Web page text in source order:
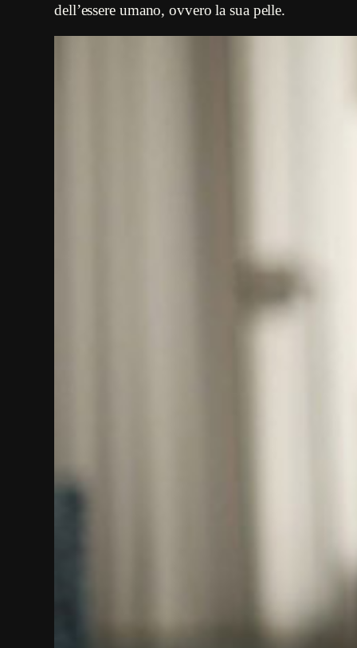
dell’essere umano, ovvero la sua pelle.